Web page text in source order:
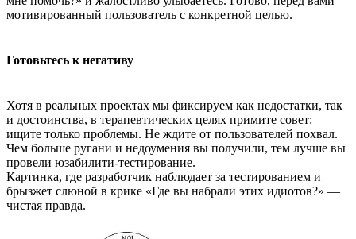
мотивированный пользователь с конкретной целью.
Готовьтесь к негативу
Хотя в реальных проектах мы фиксируем как недостатки, так
и достоинства, в терапевтических целях примите совет:
ищите только проблемы. Не ждите от пользователей похвал.
Чем больше ругани и недоумения вы получили, тем лучше вы
провели юзабилити-тестирование.
Картинка, где разработчик наблюдает за тестированием и
брызжет слюной в крике «Где вы набрали этих идиотов?» —
чистая правда.